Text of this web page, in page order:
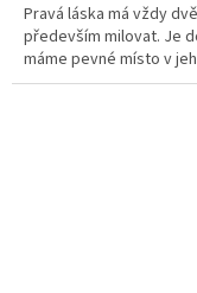
Pravá láska má vždy
především milovat. Je
máme pevné místo v